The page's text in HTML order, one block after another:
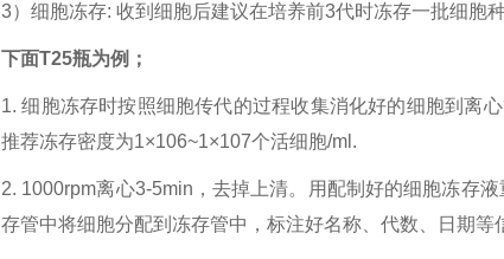
3）细胞冻存: 收到细胞后建议在培养前3代时冻存一批细胞
下面T25瓶为例；
1. 细胞冻存时按照细胞传代的过程收集消化好的细胞到离
推荐冻存密度为1×106~1×107个活细胞/ml.
2. 1000rpm离心3-5min，去掉上清。用配制好的细胞冻存
存管中将细胞分配到冻存管中，标注好名称、代数、日期等